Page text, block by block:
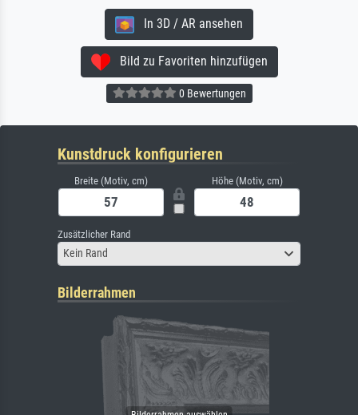
In 3D / AR ansehen
Bild zu Favoriten hinzufügen
0 Bewertungen
Kunstdruck konfigurieren
Breite (Motiv, cm) Höhe (Motiv, cm)
Zusätzlicher Rand
Kein Rand
Bilderrahmen